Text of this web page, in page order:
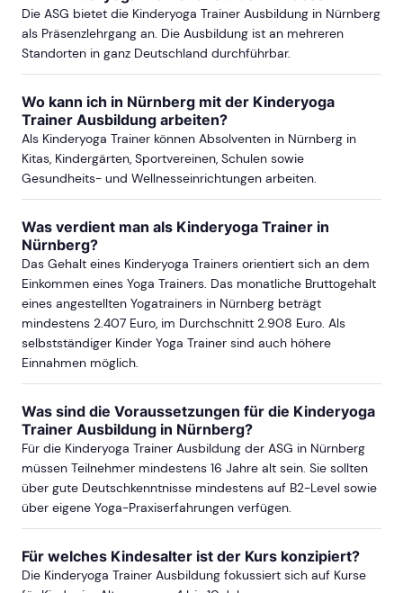
Die ASG bietet die Kinderyoga Trainer Ausbildung in Nürnberg
als Präsenzlehrgang an. Die Ausbildung ist an mehreren
Standorten in ganz Deutschland durchführbar.
Wo kann ich in Nürnberg mit der Kinderyoga
Trainer Ausbildung arbeiten?
Als Kinderyoga Trainer können Absolventen in Nürnberg in
Kitas, Kindergärten, Sportvereinen, Schulen sowie
Gesundheits- und Wellnesseinrichtungen arbeiten.
Was verdient man als Kinderyoga Trainer in
Nürnberg?
Das Gehalt eines Kinderyoga Trainers orientiert sich an dem
Einkommen eines Yoga Trainers. Das monatliche Bruttogehalt
eines angestellten Yogatrainers in Nürnberg beträgt
mindestens 2.407 Euro, im Durchschnitt 2.908 Euro. Als
selbstständiger Kinder Yoga Trainer sind auch höhere
Einnahmen möglich.
Was sind die Voraussetzungen für die Kinderyoga
Trainer Ausbildung in Nürnberg?
Für die Kinderyoga Trainer Ausbildung der ASG in Nürnberg
müssen Teilnehmer mindestens 16 Jahre alt sein. Sie sollten
über gute Deutschkenntnisse mindestens auf B2-Level sowie
über eigene Yoga-Praxiserfahrungen verfügen.
Für welches Kindesalter ist der Kurs konzipiert?
Die Kinderyoga Trainer Ausbildung fokussiert sich auf Kurse